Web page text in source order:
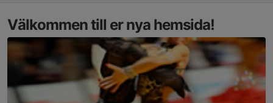
Välkommen till er nya hemsida!